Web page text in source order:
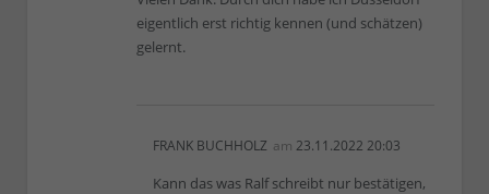
eigentlich erst richtig kennen (und schätzen)
gelernt.
FRANK BUCHHOLZ am 23.11.2022 20:03
Kann das was Ralf schreibt nur bestätigen,